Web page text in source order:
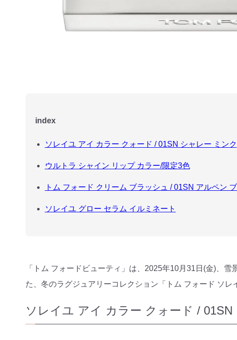
index
ソレイユ アイ カラー クォード / 01SN シャレー ミンク
ウルトラ シャイン リップ カラー/限定3色
トム フォード クリーム ブラッシュ / 01SN アルペン
ソレイユ グロー セラム イルミネート
「トム フォードビューティ」は、2025年10月31日(金)、
た、冬のラグジュアリーコレクション「トム フォード ソレ
ソレイユ アイ カラー クォード / 01SN